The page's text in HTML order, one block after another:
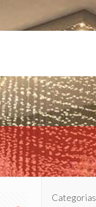
Categorias